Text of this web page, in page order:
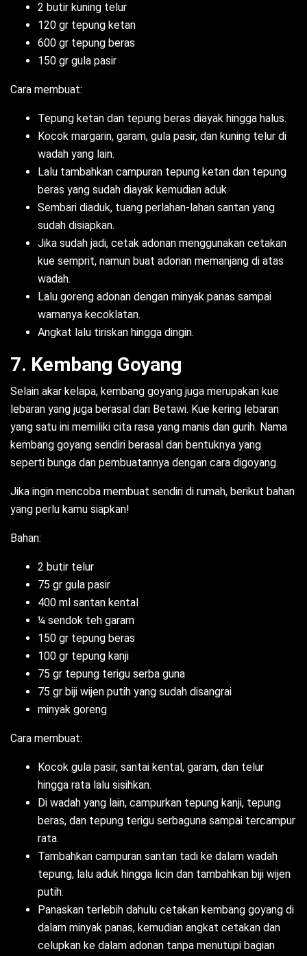
2 butir kuning telur
120 gr tepung ketan
600 gr tepung beras
150 gr gula pasir
Cara membuat:
Tepung ketan dan tepung beras diayak hingga halus.
Kocok margarin, garam, gula pasir, dan kuning telur di
wadah yang lain.
Lalu tambahkan campuran tepung ketan dan tepung
beras yang sudah diayak kemudian aduk.
Sembari diaduk, tuang perlahan-lahan santan yang
sudah disiapkan.
Jika sudah jadi, cetak adonan menggunakan cetakan
kue semprit, namun buat adonan memanjang di atas
wadah.
Lalu goreng adonan dengan minyak panas sampai
warnanya kecoklatan.
Angkat lalu tiriskan hingga dingin.
7. Kembang Goyang
Selain akar kelapa, kembang goyang juga merupakan kue
lebaran yang juga berasal dari Betawi. Kue kering lebaran
yang satu ini memiliki cita rasa yang manis dan gurih. Nama
kembang goyang sendiri berasal dari bentuknya yang
seperti bunga dan pembuatannya dengan cara digoyang.
Jika ingin mencoba membuat sendiri di rumah, berikut bahan
yang perlu kamu siapkan!
Bahan:
2 butir telur
75 gr gula pasir
400 ml santan kental
¼ sendok teh garam
150 gr tepung beras
100 gr tepung kanji
75 gr tepung terigu serba guna
75 gr biji wijen putih yang sudah disangrai
minyak goreng
Cara membuat:
Kocok gula pasir, santai kental, garam, dan telur
hingga rata lalu sisihkan.
Di wadah yang lain, campurkan tepung kanji, tepung
beras, dan tepung terigu serbaguna sampai tercampur
rata.
Tambahkan campuran santan tadi ke dalam wadah
tepung, lalu aduk hingga licin dan tambahkan biji wijen
putih.
Panaskan terlebih dahulu cetakan kembang goyang di
dalam minyak panas, kemudian angkat cetakan dan
celupkan ke dalam adonan tanpa menutupi bagian